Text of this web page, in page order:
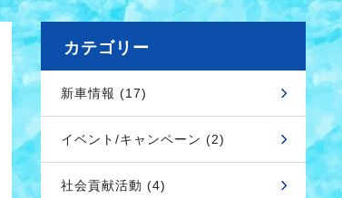
カテゴリー
新車情報 (17)
イベント/キャンペーン (2)
社会貢献活動 (4)